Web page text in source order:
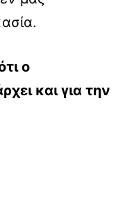
ο
και για την